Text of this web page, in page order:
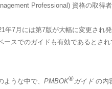
Professional) 資格の取得
年7月には第7版が大幅に変更され
ースでのガイドも有効であるとさ
ような中で、 PMBOK®ガイドの内